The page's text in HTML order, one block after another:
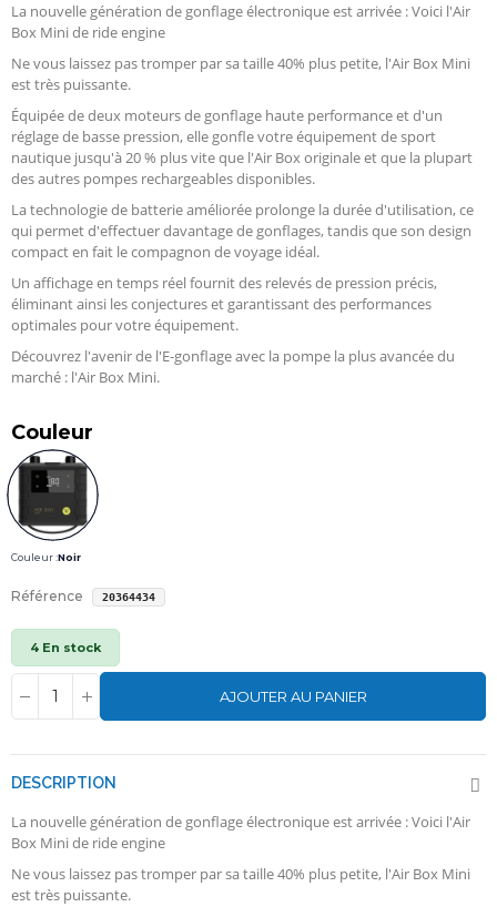
La nouvelle génération de gonflage électronique est arrivée : Voici l'Air
Box Mini de ride engine
Ne vous laissez pas tromper par sa taille 40% plus petite, l'Air Box Mini
est très puissante.
Équipée de deux moteurs de gonflage haute performance et d'un
réglage de basse pression, elle gonfle votre équipement de sport
nautique jusqu'à 20 % plus vite que l'Air Box originale et que la plupart
des autres pompes rechargeables disponibles.
La technologie de batterie améliorée prolonge la durée d'utilisation, ce
qui permet d'effectuer davantage de gonflages, tandis que son design
compact en fait le compagnon de voyage idéal.
Un affichage en temps réel fournit des relevés de pression précis,
éliminant ainsi les conjectures et garantissant des performances
optimales pour votre équipement.
Découvrez l'avenir de l'E-gonflage avec la pompe la plus avancée du
marché : l'Air Box Mini.
Couleur
Couleur :Noir
Référence 20364434
4 En stock
AJOUTER AU PANIER
DESCRIPTION
La nouvelle génération de gonflage électronique est arrivée : Voici l'Air
Box Mini de ride engine
Ne vous laissez pas tromper par sa taille 40% plus petite, l'Air Box Mini
est très puissante.